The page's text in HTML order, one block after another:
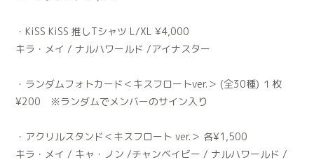
・KiSS KiSS 推しTシャツ L/XL ¥4,000
キラ・メイ / ナルハワールド /アイナスター
・ランダムフォトカード＜キスフロートver.＞ (全30種) １枚
¥200 ※ランダムでメンバーのサイン入り
・アクリルスタンド＜キスフロート ver.＞ 各¥1,500
キラ・メイ / キャ・ノン /チャンベイビー / ナルハワールド /